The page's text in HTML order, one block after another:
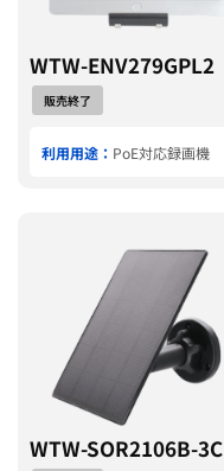
WTW-ENV279GPL2
販売終了
利用用途： PoE対応録画機
WTW-SOR2106B-3C